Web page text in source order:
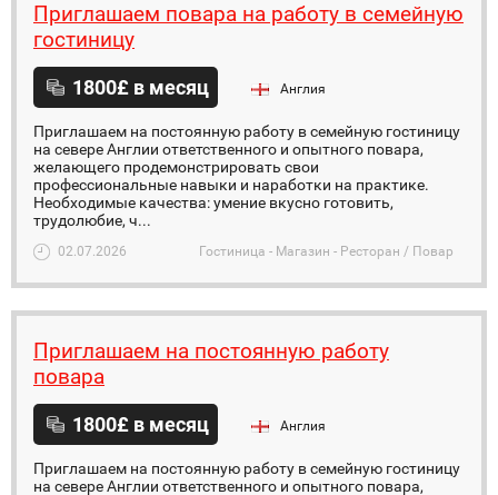
Приглашаем повара на работу в семейную
гостиницу
1800£ в месяц Англия
Приглашаем на постоянную работу в семейную гостиницу
на севере Англии ответственного и опытного повара,
желающего продемонстрировать свои
профессиональные навыки и наработки на практике.
Необходимые качества: умение вкусно готовить,
трудолюбие, ч...
02.07.2026 Гостиница - Магазин - Ресторан / Повар
Приглашаем на постоянную работу
повара
1800£ в месяц Англия
Приглашаем на постоянную работу в семейную гостиницу
на севере Англии ответственного и опытного повара,